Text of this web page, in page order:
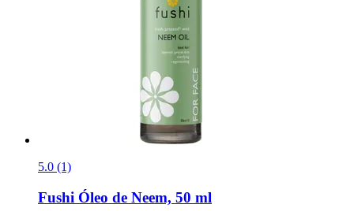
5.0 (1)
Fushi Óleo de Neem, 50 ml